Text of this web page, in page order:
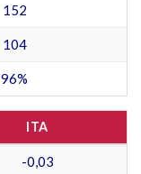
152
104
96%
ITA
-0,03